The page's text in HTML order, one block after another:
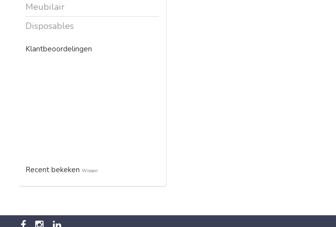
Meubilair
Disposables
Klantbeoordelingen
Recent bekeken Wissen